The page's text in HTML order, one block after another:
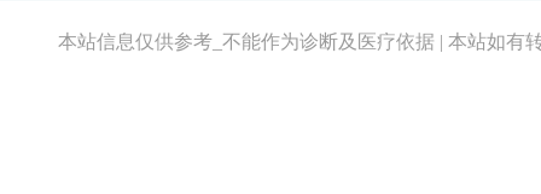
本站信息仅供参考_不能作为诊断及医疗依据 | 本站如